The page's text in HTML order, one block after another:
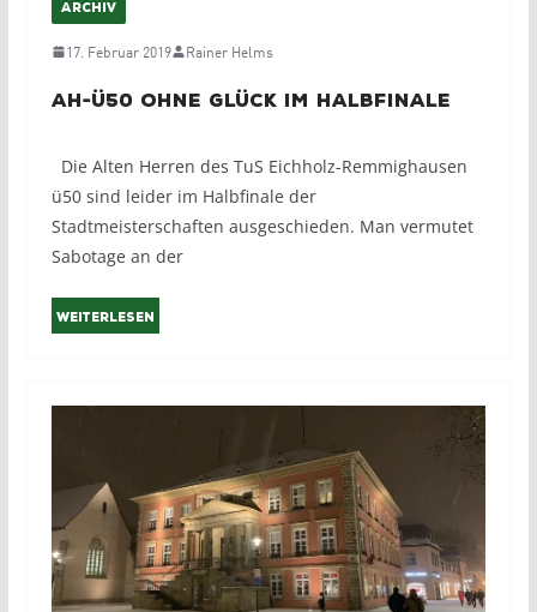
ARCHIV
17. Februar 2019 Rainer Helms
AH-Ü50 ohne Glück im Halbfinale
Die Alten Herren des TuS Eichholz-Remmighausen
ü50 sind leider im Halbfinale der
Stadtmeisterschaften ausgeschieden. Man vermutet
Sabotage an der
Weiterlesen